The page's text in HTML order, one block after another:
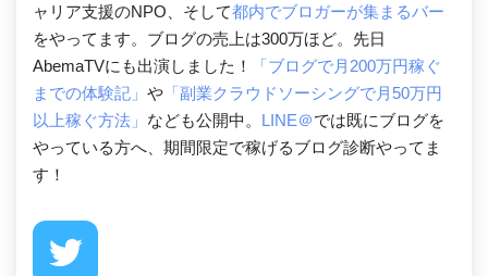
ャリア支援のNPO、そして都内でブロガーが集まるバー
をやってます。ブログの売上は300万ほど。先日
AbemaTVにも出演しました！
「ブログで月200万円稼ぐ
までの体験記」 や 「副業クラウドソーシングで月50万円
以上稼ぐ方法」 なども公開中。 LINE＠では既にブログを
やっている方へ、期間限定で稼げるブログ診断やってま
す！